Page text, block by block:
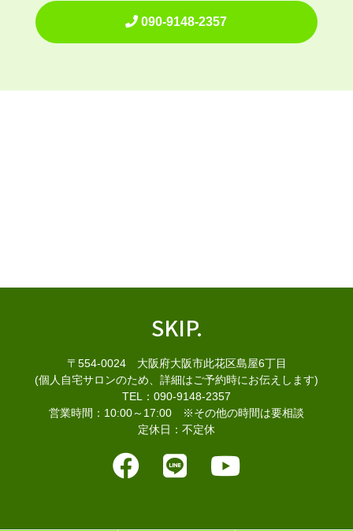
090-9148-2357
SKIP.
〒554-0024 大阪府大阪市此花区島屋6丁目
(個人自宅サロンのため、詳細はご予約時にお伝えします)
TEL：090-9148-2357
営業時間：10:00～17:00 ※その他の時間は要相談
定休日：不定休